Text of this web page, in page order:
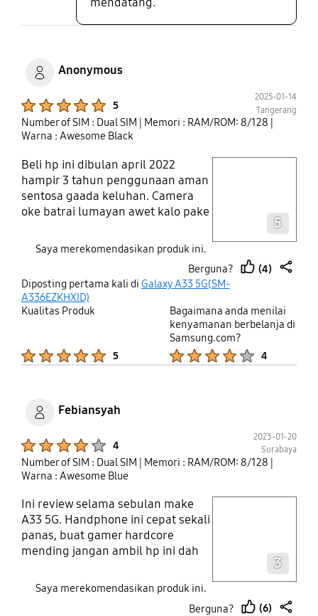
Anonymous
5
2025-01-14
Tangerang
Number of SIM : Dual SIM | Memori : RAM/ROM: 8/128 |
Warna : Awesome Black
Beli hp ini dibulan april 2022
hampir 3 tahun penggunaan aman
sentosa gaada keluhan. Camera
oke batrai lumayan awet kalo pake
lmyan boros. Untuk ketahanan
airnya pol sih. Pertama pernah
pernah juga bikin vidio di dalam
kolam renang aman juga gada
kendala setelahnya. Daily use ya
bukan yg jarang dipake. Apalagi yg
satu lagi tipe A30s masih aman
sentosa udah 5 tahun.
5
Saya merekomendasikan produk ini.
Berguna?
(4)
Diposting pertama kali di Galaxy A33 5G(SM-
A336EZKHXID)
Kualitas Produk
5
Bagaimana anda menilai
kenyamanan berbelanja di
Samsung.com?
4
Febiansyah
4
2023-01-20
Surabaya
Number of SIM : Dual SIM | Memori : RAM/ROM: 8/128 |
Warna : Awesome Blue
Ini review selama sebulan make
A33 5G. Handphone ini cepat sekali
panas, buat gamer hardcore
mending jangan ambil hp ini dah
gaming yg lebih bagus di harga
sekelas. Namun gua sangat salut
3
Saya merekomendasikan produk ini.
Berguna?
(6)